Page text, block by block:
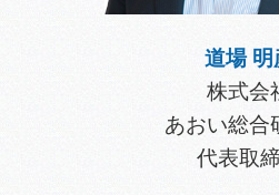
道場 明
株式会
あおい総合
代表取